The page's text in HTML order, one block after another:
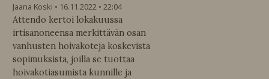
Jaana Koski 16.11.2022
22:04
Attendo kertoi lokakuussa
irtisanoneensa merkittävän osan
vanhusten hoivakoteja koskevista
sopimuksista, joilla se tuottaa
hoivakotiasumista kunnille ja